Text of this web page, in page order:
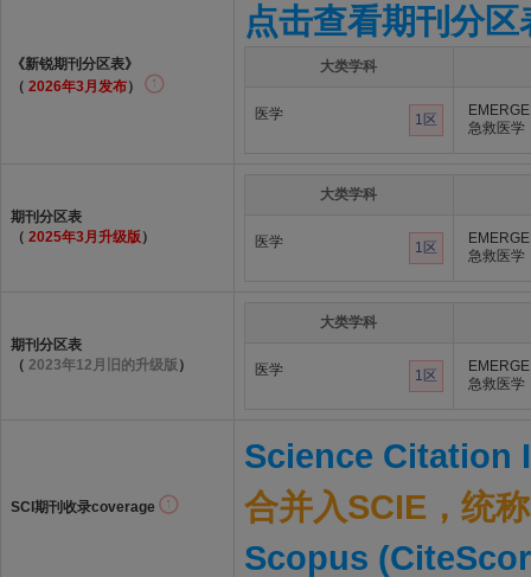
《新锐期刊分区表》
（ 2026年3月发布）
点击查看期刊分区
大类学科
医学 1区
急救医学
期刊分区表
（ 2025年3月升级版 ）
大类学科
医学 1区
急救医学
期刊分区表
（ 2023年12月旧的升级版 ）
大类学科
医学 1区
急救医学
SCI期刊收录coverage
Science Citation
合并入SCIE，统
Scopus